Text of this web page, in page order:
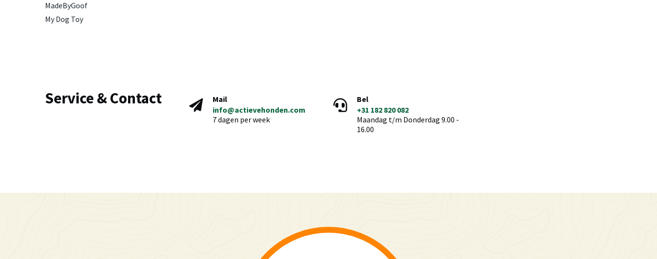
MadeByGoof
My Dog Toy
Service & Contact
Mail
info@actievehonden.com
7 dagen per week
Bel
+31 182 820 082
Maandag t/m Donderdag 9.00 -
16.00